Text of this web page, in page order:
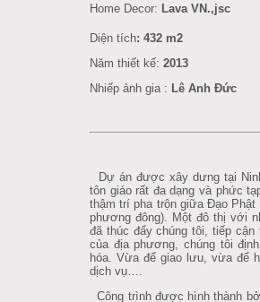
Home Decor: Lava VN.,jsc
Diện tích: 432 m2
Năm thiết kế: 2013
Nhiếp ảnh gia : Lê Anh Đức
Dự án được xây dưng tại
tôn giáo rất đa dạng và phức
thậm trí pha trộn giữa Đạo
phương đông). Một đô thị với
đã thúc đấy chúng tôi, tiếp cận
của địa phương, chúng tôi
hóa. Vừa để giao lưu, vừa để
dịch vụ….
Công trình được hình thành